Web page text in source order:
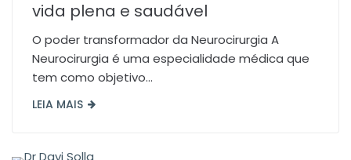
vida plena e saudável
O poder transformador da Neurocirurgia A
Neurocirurgia é uma especialidade médica que
tem como objetivo...
LEIA MAIS